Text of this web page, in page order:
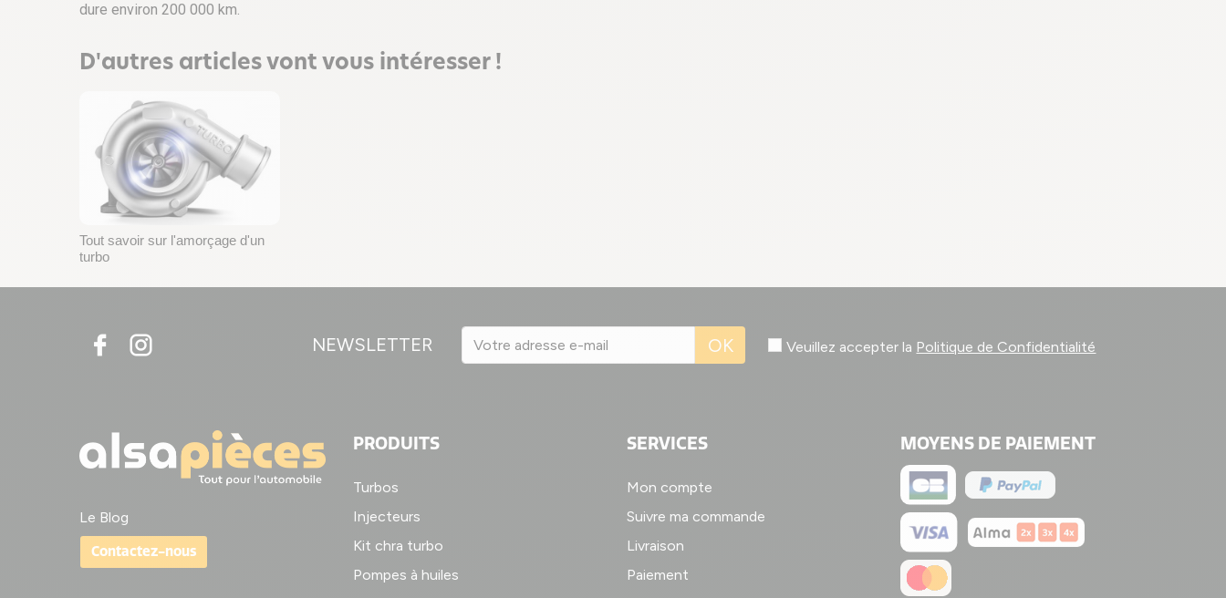
dure environ 200 000 km.
D'autres articles vont vous intéresser !
Tout savoir sur l'amorçage d'un
turbo
NEWSLETTER OK Veuillez accepter la Politique de Confidentialité
Le Blog
Contactez-nous
PRODUITS
Turbos
Injecteurs
Kit chra turbo
Pompes à huiles
SERVICES
Mon compte
Suivre ma commande
Livraison
Paiement
MOYENS DE PAIEMENT